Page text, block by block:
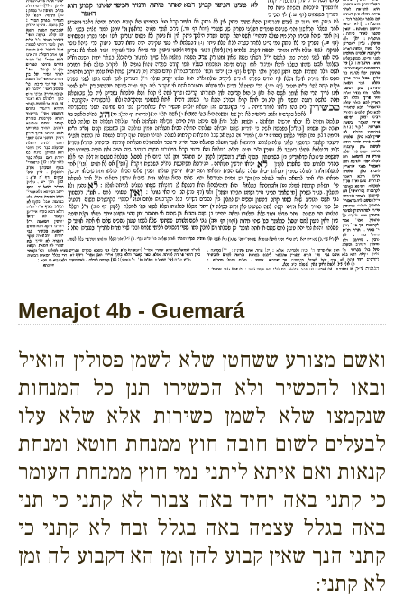
Menajot 4b - Guemará
ואשם מצורע ששחטן שלא לשמן פסולין הואיל
ובאו להכשיר ולא הכשירו תנן כל המנחות
שנקמצו שלא לשמן כשירות אלא שלא עלו
לבעלים לשום חובה חוץ ממנחת חוטא ומנחת
קנאות ואם איתא ליתני נמי חוץ ממנחת העומר
כי קתני באה יחיד באה צבור לא קתני כי תני
באה בגלל עצמה באה בגלל זבח לא קתני כי
קתני הנך שאין קבוע להן זמן הא דקבוע לה זמן
לא קתני: